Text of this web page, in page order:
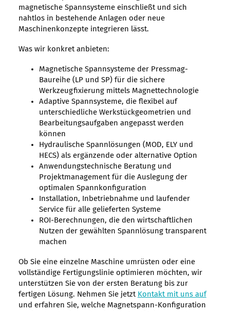
magnetische Spannsysteme einschließt und sich
nahtlos in bestehende Anlagen oder neue
Maschinenkonzepte integrieren lässt.
Was wir konkret anbieten:
Magnetische Spannsysteme der Pressmag-
Baureihe (LP und SP) für die sichere
Werkzeugfixierung mittels Magnettechnologie
Adaptive Spannsysteme, die flexibel auf
unterschiedliche Werkstückgeometrien und
Bearbeitungsaufgaben angepasst werden
können
Hydraulische Spannlösungen (MOD, ELY und
HECS) als ergänzende oder alternative Option
Anwendungstechnische Beratung und
Projektmanagement für die Auslegung der
optimalen Spannkonfiguration
Installation, Inbetriebnahme und laufender
Service für alle gelieferten Systeme
ROI-Berechnungen, die den wirtschaftlichen
Nutzen der gewählten Spannlösung transparent
machen
Ob Sie eine einzelne Maschine umrüsten oder eine
vollständige Fertigungslinie optimieren möchten, wir
unterstützen Sie von der ersten Beratung bis zur
fertigen Lösung. Nehmen Sie jetzt Kontakt mit uns auf
und erfahren Sie, welche Magnetspann-Konfiguration